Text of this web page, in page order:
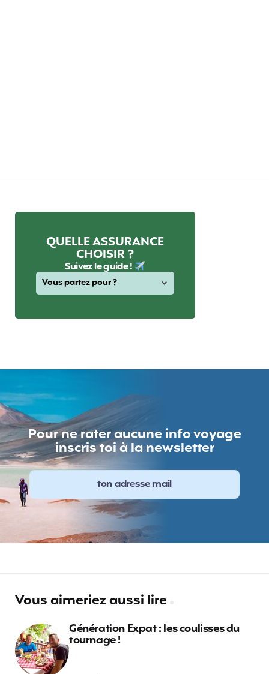
QUELLE ASSURANCE
CHOISIR ?
Suivez le guide !
Pour ne rater aucune info voyage
inscris toi à la newsletter
Vous aimeriez aussi lire
Génération Expat : les coulisses du
tournage !